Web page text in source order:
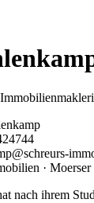
·
nach ihrem